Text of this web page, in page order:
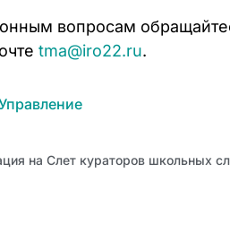
вопросам
tma@iro22.ru.